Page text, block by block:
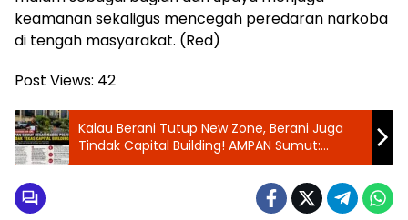
keamanan sekaligus mencegah peredaran narkoba
di tengah masyarakat. (Red)
Post Views: 42
Kalau Berani Tutup New Zone, Berani Juga
Tindak Capital Building! AMPAN Sumut:
Jangan Ada THM Kebal Hukum di Medan